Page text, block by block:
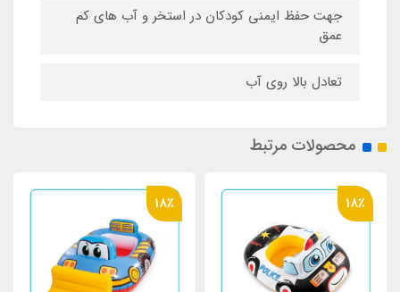
جهت حفظ ایمنی کودکان در استخر و آب های کم
عمق
تعادل بالا روی آب
محصولات مرتبط
18٪ 18٪